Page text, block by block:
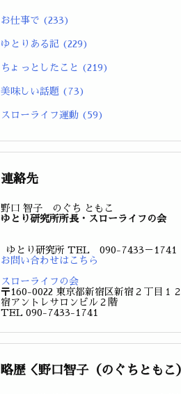
お仕事で (233)
ゆとりある記 (229)
ちょっとしたこと (219)
美味しい話題 (73)
スローライフ運動 (59)
連絡先
野口 智子 のぐち ともこ
ゆとり研究所所長・スローライフの会
ゆとり研究所 TEL 090-7433－1741
お問い合わせはこちら
スローライフの会
〒160-0022 東京都新宿区新宿２丁目１
宿アントレサロンビル２階
TEL 090-7433-1741
略歴＜野口智子（のぐちともこ